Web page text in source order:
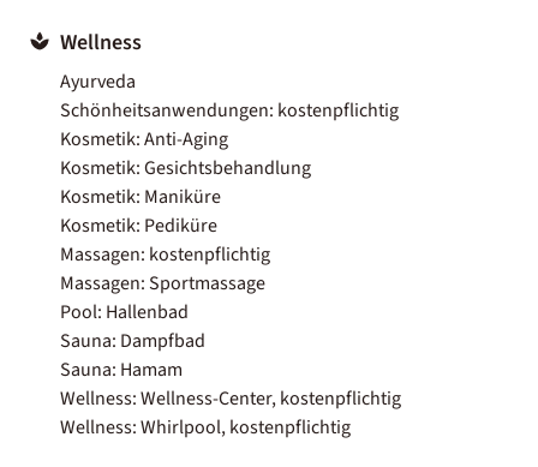
Wellness
Ayurveda
Schönheitsanwendungen: kostenpflichtig
Kosmetik: Anti-Aging
Kosmetik: Gesichtsbehandlung
Kosmetik: Maniküre
Kosmetik: Pediküre
Massagen: kostenpflichtig
Massagen: Sportmassage
Pool: Hallenbad
Sauna: Dampfbad
Sauna: Hamam
Wellness: Wellness-Center, kostenpflichtig
Wellness: Whirlpool, kostenpflichtig